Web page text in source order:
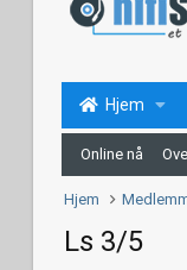
Hjem
Online nå
Hjem
Ls 3/5